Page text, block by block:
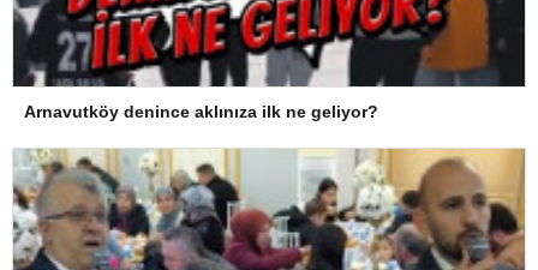
Arnavutköy denince aklınıza ilk ne geliyor?